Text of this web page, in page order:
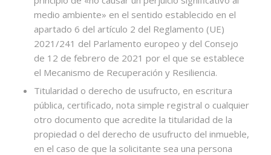
medio ambiente» en el sentido establecido en el
apartado 6 del artículo 2 del Reglamento (UE)
2021/241 del Parlamento europeo y del Consejo
de 12 de febrero de 2021 por el que se establece
el Mecanismo de Recuperación y Resiliencia.
Titularidad o derecho de usufructo, en escritura
pública, certificado, nota simple registral o cualquier
otro documento que acredite la titularidad de la
propiedad o del derecho de usufructo del inmueble,
en el caso de que la solicitante sea una persona